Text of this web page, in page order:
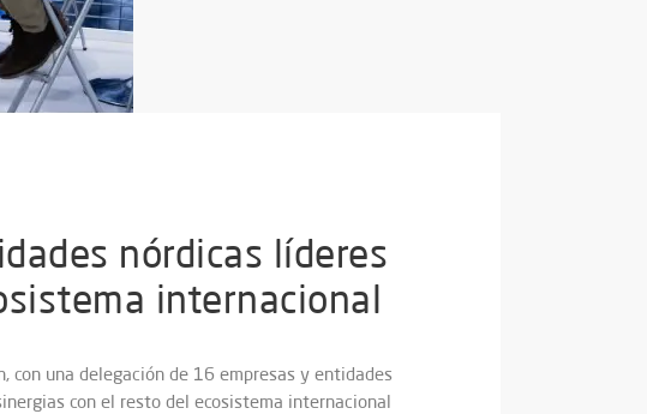
nórdicas líderes
internacional
con una delegación de 16 empresas y entidades
con el resto del ecosistema internacional